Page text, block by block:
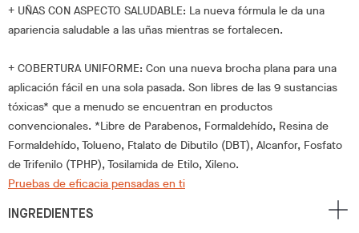
+ UÑAS CON ASPECTO SALUDABLE: La nueva fórmula le da una
apariencia saludable a las uñas mientras se fortalecen.
+ COBERTURA UNIFORME: Con una nueva brocha plana para una
aplicación fácil en una sola pasada. Son libres de las 9 sustancias
tóxicas* que a menudo se encuentran en productos
convencionales. *Libre de Parabenos, Formaldehído, Resina de
Formaldehído, Tolueno, Ftalato de Dibutilo (DBT), Alcanfor, Fosfato
de Trifenilo (TPHP), Tosilamida de Etilo, Xileno.
Pruebas de eficacia pensadas en ti
INGREDIENTES